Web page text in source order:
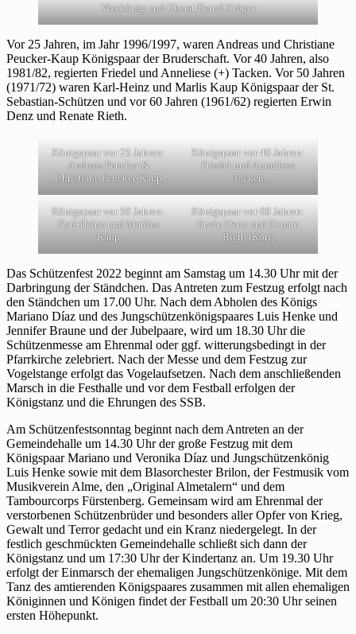
Vizekönig und Oberst Bernd Kröger
Vor 25 Jahren, im Jahr 1996/1997, waren Andreas und Christiane
Peucker-Kaup Königspaar der Bruderschaft. Vor 40 Jahren, also
1981/82, regierten Friedel und Anneliese (+) Tacken. Vor 50 Jahren
(1971/72) waren Karl-Heinz und Marlis Kaup Königspaar der St.
Sebastian-Schützen und vor 60 Jahren (1961/62) regierten Erwin
Denz und Renate Rieth.
Königspaar vor 25 Jahren:
Andreas Peucker &
Christiane Peucker-Kaup
Königspaar vor 40 Jahren:
Friedel und Anneliese
Tacken
Königspaar vor 50 Jahren:
Karl-Heinz und Marlies
Kaup
Königspaar vor 60 Jahren:
Erwin Denz und Renate
Rieth (Korf)
Das Schützenfest 2022 beginnt am Samstag um 14.30 Uhr mit der
Darbringung der Ständchen. Das Antreten zum Festzug erfolgt nach
den Ständchen um 17.00 Uhr. Nach dem Abholen des Königs
Mariano Díaz und des Jungschützenkönigspaares Luis Henke und
Jennifer Braune und der Jubelpaare, wird um 18.30 Uhr die
Schützenmesse am Ehrenmal oder ggf. witterungsbedingt in der
Pfarrkirche zelebriert. Nach der Messe und dem Festzug zur
Vogelstange erfolgt das Vogelaufsetzen. Nach dem anschließenden
Marsch in die Festhalle und vor dem Festball erfolgen der
Königstanz und die Ehrungen des SSB.
Am Schützenfestsonntag beginnt nach dem Antreten an der
Gemeindehalle um 14.30 Uhr der große Festzug mit dem
Königspaar Mariano und Veronika Díaz und Jungschützenkönig
Luis Henke sowie mit dem Blasorchester Brilon, der Festmusik vom
Musikverein Alme, den „Original Almetalern“ und dem
Tambourcorps Fürstenberg. Gemeinsam wird am Ehrenmal der
verstorbenen Schützenbrüder und besonders aller Opfer von Krieg,
Gewalt und Terror gedacht und ein Kranz niedergelegt. In der
festlich geschmückten Gemeindehalle schließt sich dann der
Königstanz und um 17:30 Uhr der Kindertanz an. Um 19.30 Uhr
erfolgt der Einmarsch der ehemaligen Jungschützenkönige. Mit dem
Tanz des amtierenden Königspaares zusammen mit allen ehemaligen
Königinnen und Königen findet der Festball um 20:30 Uhr seinen
ersten Höhepunkt.